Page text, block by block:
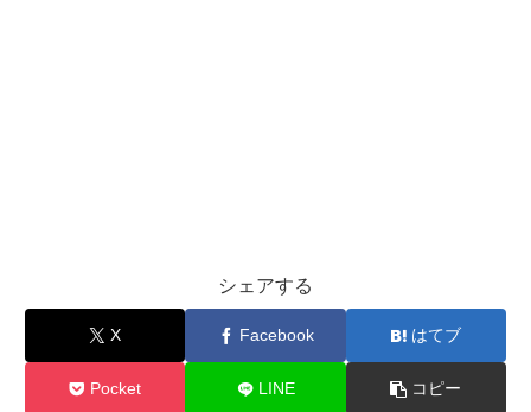
シェアする
X Facebook はてブ
Pocket LINE コピー